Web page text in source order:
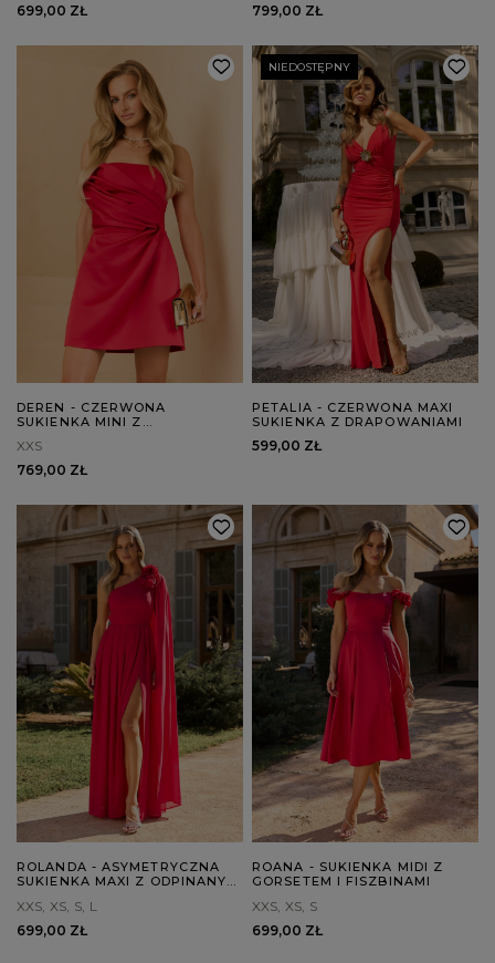
699,00 ZŁ
799,00 ZŁ
DEREN - CZERWONA
SUKIENKA MINI Z
DRAPOWANIEM
XXS
769,00 ZŁ
NIEDOSTĘPNY
PETALIA - CZERWONA MAXI
SUKIENKA Z DRAPOWANIAMI
599,00 ZŁ
ROLANDA - ASYMETRYCZNA
SUKIENKA MAXI Z ODPINANYM
XXS XS S L
699,00 ZŁ
ROANA - SUKIENKA MIDI Z
GORSETEM I FISZBINAMI
XXS XS S
699,00 ZŁ